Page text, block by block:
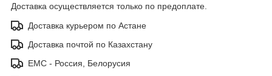
Доставка осуществляется только по предоплате.
Доставка курьером по Астане
Доставка почтой по Казахстану
ЕМС - Россия, Белорусия